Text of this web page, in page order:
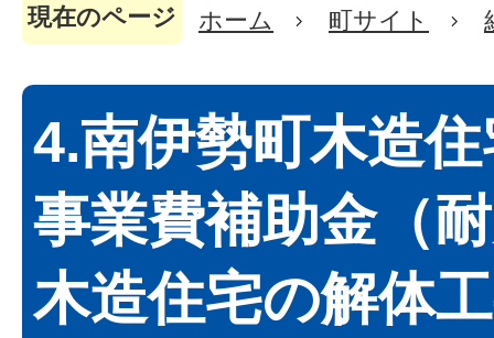
現在のページ ホーム 町サイト
4.南伊勢町木造
事業費補助金（
木造住宅の解体